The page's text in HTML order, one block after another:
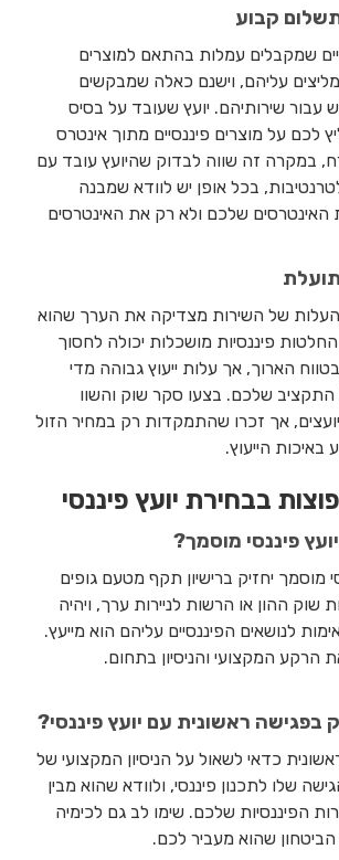
שמקבלים עמלות בהתאם למוצרים
עליהם, וישנם כאלה שמבקשים
שירותיהם. יועץ שעובד על בסיס
לכם על מוצרים פיננסיים מתוך אינטרס
במקרה זה שווה לבדוק שהיועץ עובד עם
בכל אופן יש לוודא שמבנה
שלכם ולא רק את האינטרסים
של השירות מצדיקה את הערך שהוא
פיננסיות מושכלות יכולה לחסוך
הארוך, אך עלות ייעוץ גבוהה מדי
התקציב שלכם. בצעו סקר שוק והשוו
אך זכרו שהתמקדות רק במחיר הזול
באיכות הייעוץ.
פיננסי מוסמך?
מוסמך יחזיק ברישיון תקף מטעם גופים
שוק ההון או הרשות לניירות ערך, ויהיה
לנושאים הפיננסיים עליהם הוא מייעץ.
הרקע המקצועי והניסיון בתחום.
בפגישה ראשונית עם יועץ פיננסי?
כדאי לשאול על הניסיון המקצועי של
שלו לתכנון פיננסי, ולוודא שהוא מבין
הפיננסיות שלכם. שימו לב גם לכימיה
שהוא מעביר לכם.